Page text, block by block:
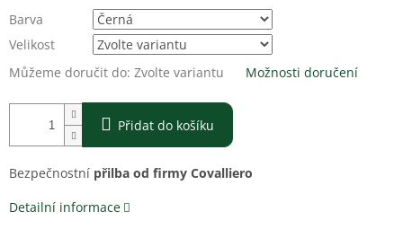
Barva
Velikost
Můžeme doručit do: Zvolte variantu Možnosti doručení
Přidat do košíku
Bezpečnostní přilba od firmy Covalliero
Detailní informace